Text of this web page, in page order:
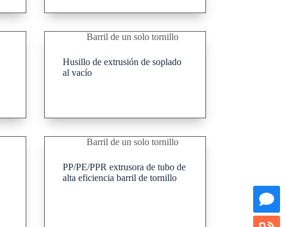
Barril de un solo tornillo
Husillo de extrusión de soplado
al vacío
Barril de un solo tornillo
PP/PE/PPR extrusora de tubo de
alta eficiencia barril de tornillo